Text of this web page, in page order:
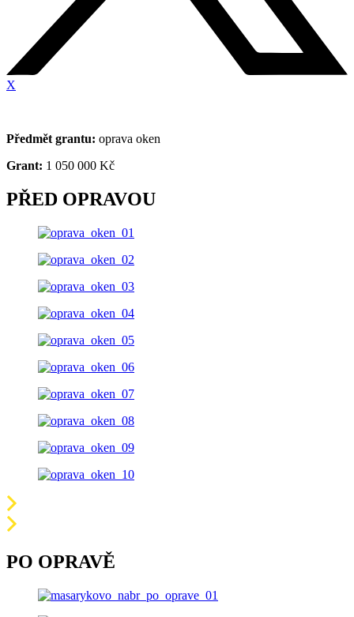
X
Předmět grantu: oprava oken
Grant: 1 050 000 Kč
PŘED OPRAVOU
PO OPRAVĚ